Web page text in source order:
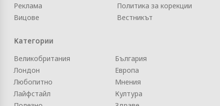
Реклама
Вицове
Политика за корекции
Вестникът
Категории
Великобритания
Лондон
Любопитно
Лайфстайл
България
Европа
Мнения
Култура